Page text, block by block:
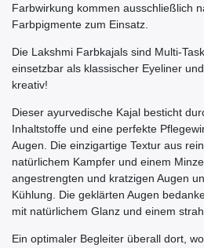
Farbwirkung kommen ausschließlich
Farbpigmente zum Einsatz.
Die Lakshmi Farbkajals sind Multi-
einsetzbar als klassischer Eyeliner
kreativ!
Dieser ayurvedische Kajal besticht
Inhaltstoffe und eine perfekte
Augen. Die einzigartige Textur aus
natürlichem Kampfer und einem
angestrengten und kratzigen Augen
Kühlung. Die geklärten Augen
mit natürlichem Glanz und einem
Ein optimaler Begleiter überall dort,